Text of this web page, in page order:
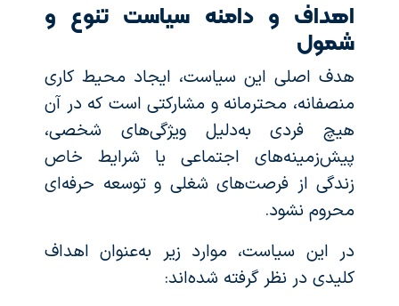
اهداف و دامنه سیاست تنوع و
شمول
هدف اصلی این سیاست، ایجاد محیط کاری
منصفانه، محترمانه و مشارکتی است که در آن
هیچ فردی به‌دلیل ویژگی‌های شخصی،
پیش‌زمینه‌های اجتماعی یا شرایط خاص
زندگی از فرصت‌های شغلی و توسعه حرفه‌ای
محروم نشود.
در این سیاست، موارد زیر به‌عنوان اهداف
کلیدی در نظر گرفته شده‌اند: